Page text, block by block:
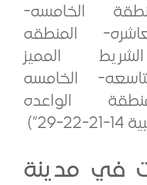
الخامسه-
المنطقه
المميز
الخامسه
مدينة